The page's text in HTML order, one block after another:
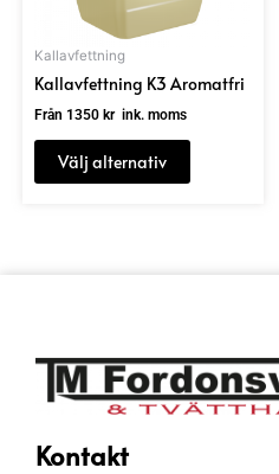
Kallavfettning
Kallavfettning K3 Aromatfri
Från 1350 krink. moms
Välj alternativ
olika
väljas
produktsidan
Kontakt